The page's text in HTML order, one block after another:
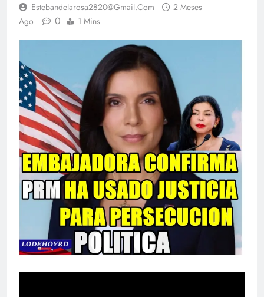
Estebandelarosa2820@gmail.com
2 Meses
Ago
0 1 Mins